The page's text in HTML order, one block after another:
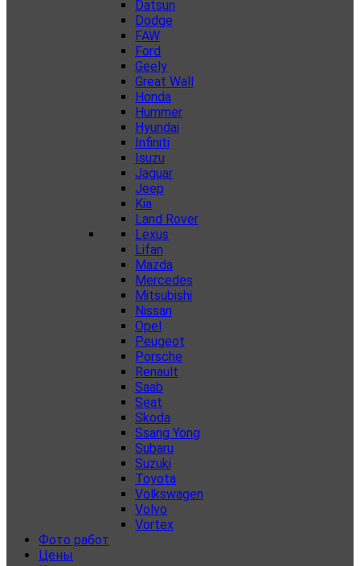
Datsun
Dodge
FAW
Ford
Geely
Great Wall
Honda
Hummer
Hyundai
Infiniti
Isuzu
Jaguar
Jeep
Kia
Land Rover
Lexus
Lifan
Mazda
Mercedes
Mitsubishi
Nissan
Opel
Peugeot
Porsche
Renault
Saab
Seat
Skoda
Ssang Yong
Subaru
Suzuki
Toyota
Volkswagen
Volvo
Vortex
Фото работ
Цены